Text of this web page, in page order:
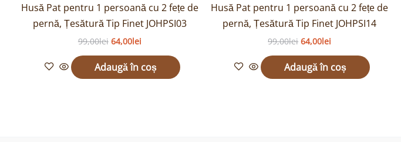
Husă Pat pentru 1 persoană cu 2 fețe de
pernă, Țesătură Tip Finet JOHPSI03
99,00lei 64,00lei
Adaugă în coș
Husă Pat pentru 1 persoană cu 2 fețe de
pernă, Țesătură Tip Finet JOHPSI14
99,00lei 64,00lei
Adaugă în coș